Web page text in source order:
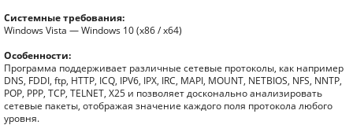
Системные требования:
Windows Vista — Windows 10 (x86 / x64)
Особенности:
Программа поддерживает различные сетевые протоколы, как например
DNS, FDDI, ftp, HTTP, ICQ, IPV6, IPX, IRC, MAPI, MOUNT, NETBIOS, NFS, NNTP,
POP, PPP, TCP, TELNET, X25 и позволяет досконально анализировать
сетевые пакеты, отображая значение каждого поля протокола любого
уровня.